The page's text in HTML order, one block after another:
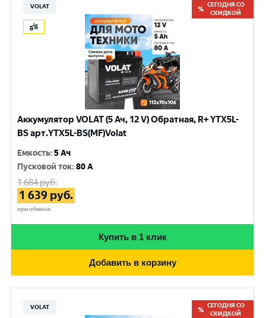
VOLAT
СЕГОДНЯ СО
СКИДКОЙ
Аккумулятор VOLAT (5 Ач, 12 V) Обратная, R+ YTX5L-
BS арт.YTX5L-BS(MF)Volat
Емкость:5 Ач
Пусковой ток:80 A
1 684руб.
1 639 руб.
при обмене
Купить в 1 клик
Добавить в корзину
VOLAT
СЕГОДНЯ СО
СКИДКОЙ